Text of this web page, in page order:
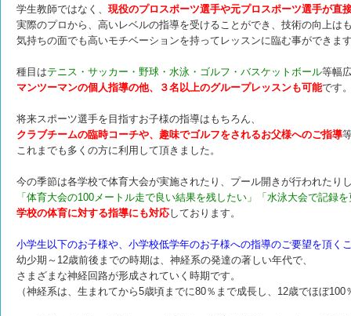
学生教師ではなく、 現役のプロスポーツ選手や元プロスポーツ選手が直
実際のプロから、高いレベルの指導を受けることができ、技術の向上は
気持ちの面でも高いモチベーションを持ってレッスンに臨む事ができま
種目はテニス・サッカー・野球・水泳・ゴルフ・バスケットボール等幅
マンツーマンの個人指導の他、３名以上のグループレッスンも可能です
将来スポーツ選手を目指すお子様の指導はもちろん、
クラブチームの臨時コーチや、趣味でゴルフをされるお父様へのご指導
これまでも多くの方に利用して頂きました。
今の季節は各学校で体育大会が実施されたり、プール開きが行われたり
「体育大会の100メートル走で良い結果を残したい」「水泳大会で記録
学校の体育に対する指導にも対応しております。
小学生以下のお子様や、小学校低学年のお子様への指導のご要望を頂く
幼少期～12歳前後までの時期は、神経系の発達の著しい年代で、
さまざまな神経回路が形成されていく時期です。
（神経系は、生まれてから5歳頃までに80％まで成長し、12歳でほぼ100